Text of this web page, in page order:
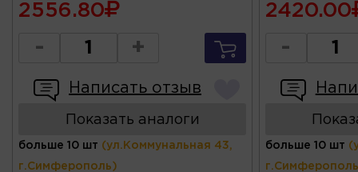
2556.80
- +
Написать отзыв
Показать аналоги
больше 10 шт (ул.Коммунальная 43,
г.Симферополь)
2420.00
-
больше 10 шт